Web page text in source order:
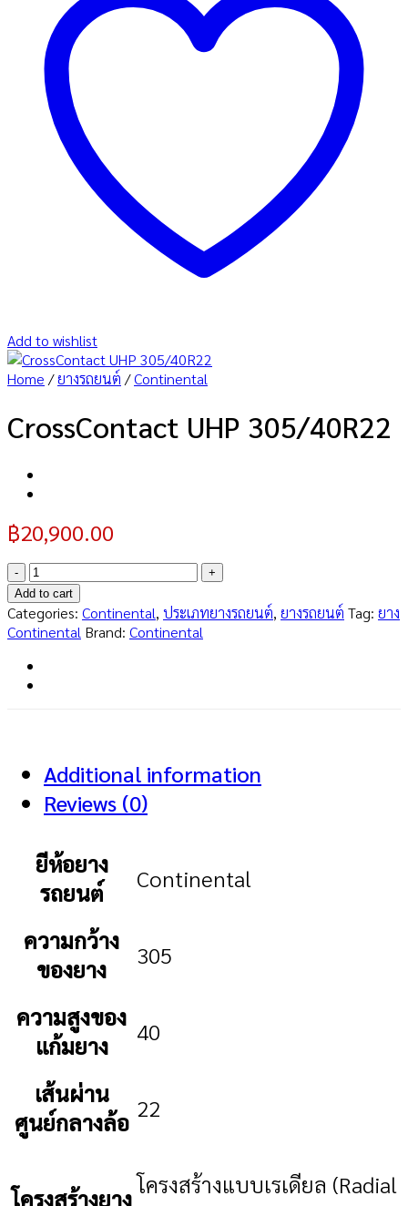
Add to wishlist
Home /ยางรถยนต์ /Continental
CrossContact UHP 305/40R22
฿20,900.00
CrossContact
UHP
305/40R22
quantity
Add to cart
Categories: Continental, ประเภทยางรถยนต์, ยางรถยนต์ Tag: ยาง
Continental Brand: Continental
Additional information
Reviews (0)
ยีห้อยาง
รถยนต์
Continental
ความกว้าง
ของยาง
305
ความสูงของ
แก้มยาง
40
เส้นผ่าน
ศูนย์กลางล้อ 22
โครงสร้างยางโครงสร้างแบบเรเดียล (Radial